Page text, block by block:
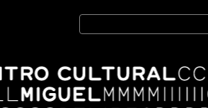
Search
for: